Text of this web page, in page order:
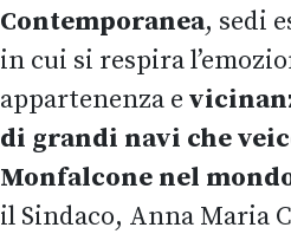
Contemporanea, sedi
in cui si respira
appartenenza e
di grandi navi che
Monfalcone nel
il Sindaco, Anna Maria